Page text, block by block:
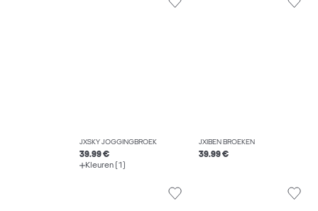
JXSKY JOGGINGBROEK
39.99 €
Kleuren (1)
JXIBEN BROEKEN
39.99 €